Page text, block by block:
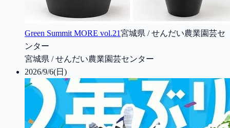
Green Summit MORE vol.21宮城県 / せんだい農業園芸セ
ンター
宮城県 / せんだい農業園芸センター
2026/9/6(日)